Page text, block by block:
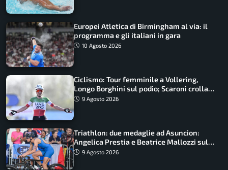
Europei Atletica di Birmingham al via: il
programma e gli italiani in gara
10 Agosto 2026
Ciclismo: Tour femminile a Vollering,
Longo Borghini sul podio; Scaroni crolla
in Polonia
9 Agosto 2026
Triathlon: due medaglie ad Asuncion:
Angelica Prestia e Beatrice Mallozzi sul
podio
9 Agosto 2026